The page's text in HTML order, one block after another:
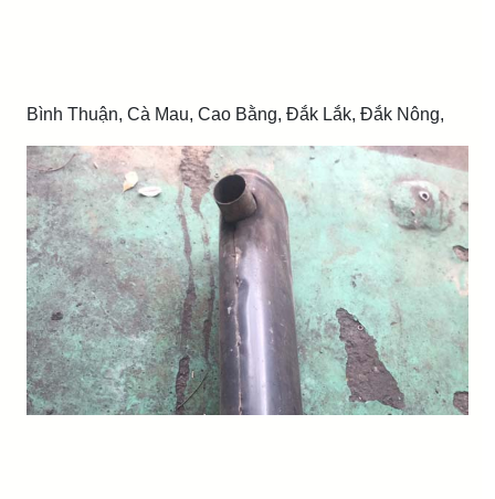
Bình Thuận, Cà Mau, Cao Bằng, Đắk Lắk, Đắk Nông,